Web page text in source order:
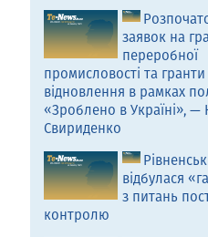
заявок на
переробної
промисловості та
відновлення в рамках
«Зроблено в Україні», —
Свириденко
відбулася
з питань
контролю